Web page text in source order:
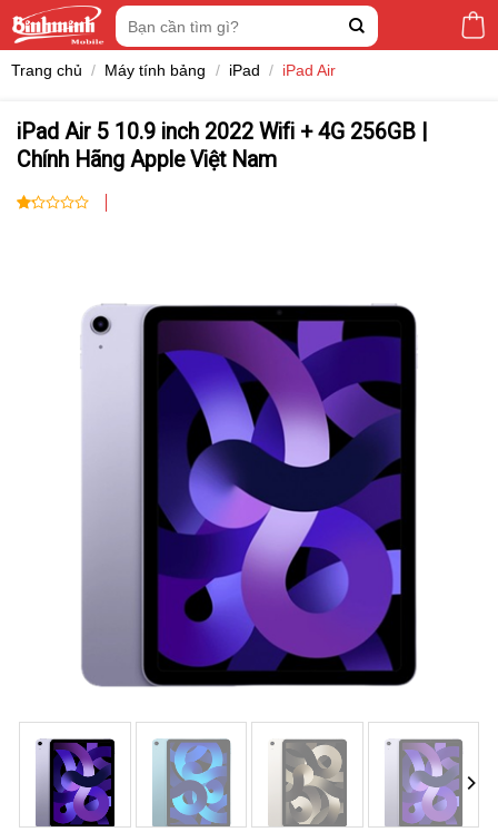
Tìm
kiếm:
Trang chủ / Máy tính bảng / iPad / iPad Air
iPad Air 5 10.9 inch 2022 Wifi + 4G 256GB |
Chính Hãng Apple Việt Nam